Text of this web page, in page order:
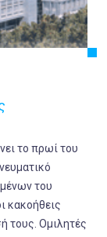
το πρωί του
του
κακοήθεις
τους. Ομιλητές